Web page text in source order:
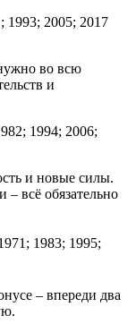
1993; 2005; 2017
во всю
и
1994; 2006;
и новые силы.
– всё обязательно
1983; 1995;
– впереди два